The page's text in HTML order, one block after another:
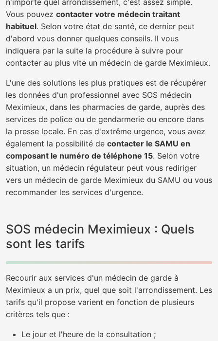
n'importe quel arrondissement, c'est assez simple.
Vous pouvez contacter votre médecin traitant
habituel. Selon votre état de santé, ce dernier peut
d'abord vous donner quelques conseils. Il vous
indiquera par la suite la procédure à suivre pour
contacter au plus vite un médecin de garde Meximieux.
L'une des solutions les plus pratiques est de récupérer
les données d'un professionnel avec SOS médecin
Meximieux, dans les pharmacies de garde, auprès des
services de police ou de gendarmerie ou encore dans
la presse locale. En cas d'extrême urgence, vous avez
également la possibilité de contacter le SAMU en
composant le numéro de téléphone 15. Selon votre
situation, un médecin régulateur peut vous rediriger
vers un médecin de garde Meximieux du SAMU ou vous
recommander les services d'urgence.
SOS médecin Meximieux : Quels
sont les tarifs
Recourir aux services d'un médecin de garde à
Meximieux a un prix, quel que soit l'arrondissement. Les
tarifs qu'il propose varient en fonction de plusieurs
critères tels que :
Le jour et l'heure de la consultation ;